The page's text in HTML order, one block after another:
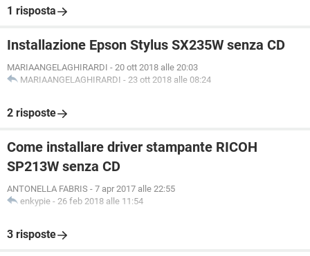
1 risposta
Installazione Epson Stylus SX235W senza CD
MARIAANGELAGHIRARDI - 20 ott 2018 alle 20:03
MARIAANGELAGHIRARDI - 23 ott 2018 alle 08:24
2 risposte
Come installare driver stampante RICOH
SP213W senza CD
ANTONELLA FABRIS - 7 apr 2017 alle 22:55
enkypie - 26 feb 2018 alle 11:54
3 risposte